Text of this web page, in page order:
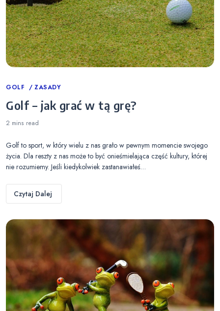
Categories
GOLF ZASADY
Golf – jak grać w tą grę?
2 mins read
Golf to sport, w który wielu z nas grało w pewnym momencie swojego
życia. Dla reszty z nas może to być onieśmielająca część kultury, której
nie rozumiemy. Jeśli kiedykolwiek zastanawiałeś…
Czytaj Dalej